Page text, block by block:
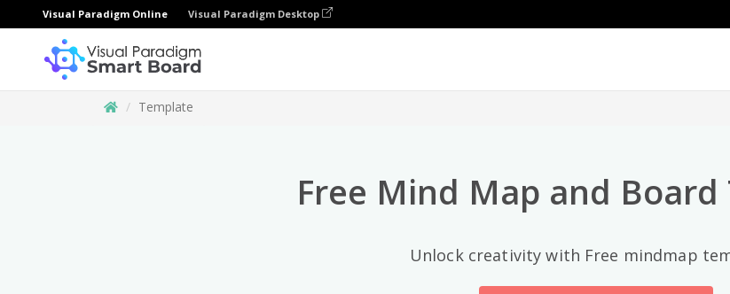
Visual Paradigm Online Visual Paradigm Desktop
Template
Free Mind Map and Board
Unlock creativity with Free mindmap
Mind Map
Organizational Chart (11)